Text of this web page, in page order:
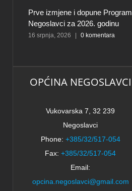
Prve izmjene i dopune
Negoslavci za 2026. godinu
16 srpnja, 2026 0 komentara
OPĆINA NEGOSLAVCI
Vukovarska 7, 32 239
Negoslavci
Phone: +385/32/517-054
Fax: +385/32/517-054
Email:
opcina.negoslavci@gmail.com